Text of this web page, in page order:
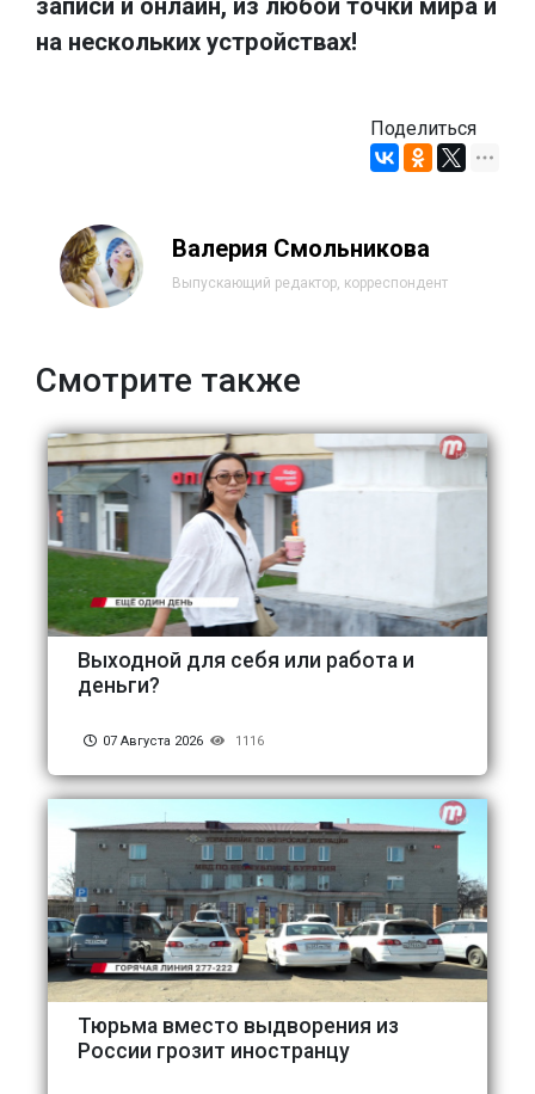
записи и онлайн, из любой точки мира и
на нескольких устройствах!
Поделиться
Валерия Смольникова
Выпускающий редактор, корреспондент
Смотрите также
Выходной для себя или работа и
деньги?
07 Августа 2026 1116
Тюрьма вместо выдворения из
России грозит иностранцу